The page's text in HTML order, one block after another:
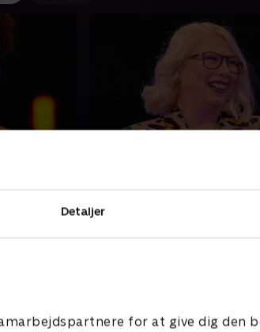
Detaljer
for at give dig den
eventyr,
prinsen
finde sin første kæreste. 48-